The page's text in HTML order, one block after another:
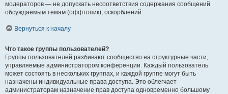
модераторов — не допускать несоответствия содержания сообщений
обсуждаемым темам (оффтопик), оскорблений.
Вернуться к началу
Что такое группы пользователей?
Группы пользователей разбивают сообщество на структурные части,
управляемые администратором конференции. Каждый пользователь
может состоять в нескольких группах, и каждой группе могут быть
назначены индивидуальные права доступа. Это облегчает
администраторам назначение прав доступа одновременно большому